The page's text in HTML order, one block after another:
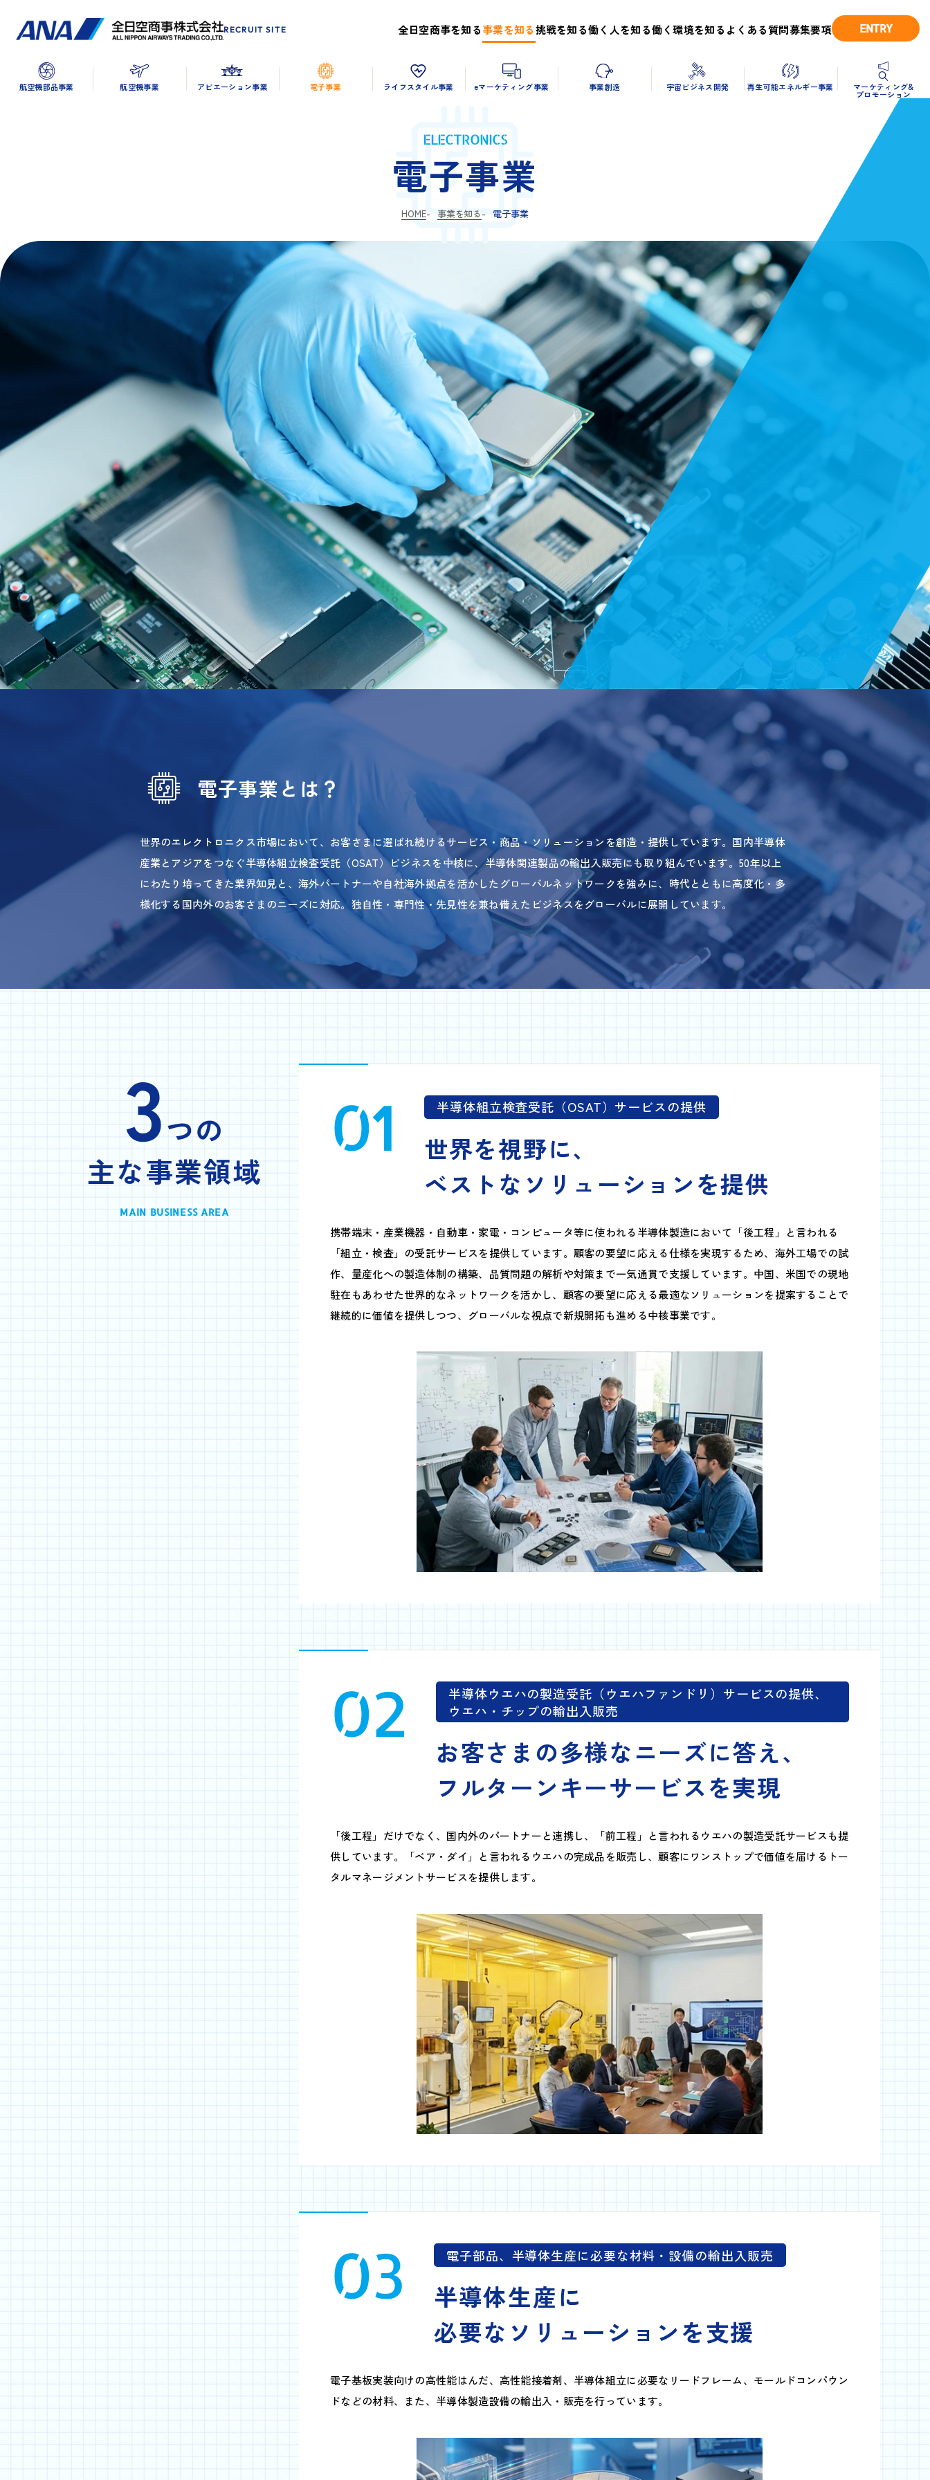
RECRUIT SITE 全日空商事を知る事業を知る挑戦を知る働く人を知る働く環境を知る よくある質問募集要項 ENTRY
航空機部品事業 航空機事業 アビエーション事業 電子事業 ライフスタイル事業 eマーケティング事業 事業創造 宇宙ビジネス開発 再生可能エネルギー事業 マーケティング&
プロモーション
ELECTRONICS
電子事業
HOME 事業を知る 電子事業
電子事業とは？
世界のエレクトロニクス市場において、お客さまに選ばれ続けるサービス・商品・ソリューションを創造・提供しています。国内半導体
産業とアジアをつなぐ半導体組立検査受託（OSAT）ビジネスを中核に、半導体関連製品の輸出入販売にも取り組んでいます。50年以上
にわたり培ってきた業界知見と、海外パートナーや自社海外拠点を活かしたグローバルネットワークを強みに、時代とともに高度化・多
様化する国内外のお客さまのニーズに対応。独自性・専門性・先見性を兼ね備えたビジネスをグローバルに展開しています。
3つの
主な事業領域
MAIN BUSINESS AREA
01 半導体組立検査受託（OSAT）サービスの提供
世界を視野に、
ベストなソリューションを提供
携帯端末・産業機器・自動車・家電・コンピュータ等に使われる半導体製造において「後工程」と言われる
「組立・検査」の受託サービスを提供しています。顧客の要望に応える仕様を実現するため、海外工場での試
作、量産化への製造体制の構築、品質問題の解析や対策まで一気通貫で支援しています。中国、米国での現地
駐在もあわせた世界的なネットワークを活かし、顧客の要望に応える最適なソリューションを提案することで
継続的に価値を提供しつつ、グローバルな視点で新規開拓も進める中核事業です。
02
半導体ウエハの製造受託（ウエハファンドリ）サービスの提供、
ウエハ・チップの輸出入販売
お客さまの多様なニーズに答え、
フルターンキーサービスを実現
「後工程」だけでなく、国内外のパートナーと連携し、「前工程」と言われるウエハの製造受託サービスも提
供しています。「ベア・ダイ」と言われるウエハの完成品を販売し、顧客にワンストップで価値を届けるトー
タルマネージメントサービスを提供します。
03 電子部品、半導体生産に必要な材料・設備の輸出入販売
半導体生産に
必要なソリューションを支援
電子基板実装向けの高性能はんだ、高性能接着剤、半導体組立に必要なリードフレーム、モールドコンパウン
ドなどの材料、また、半導体製造設備の輸出入・販売を行っています。